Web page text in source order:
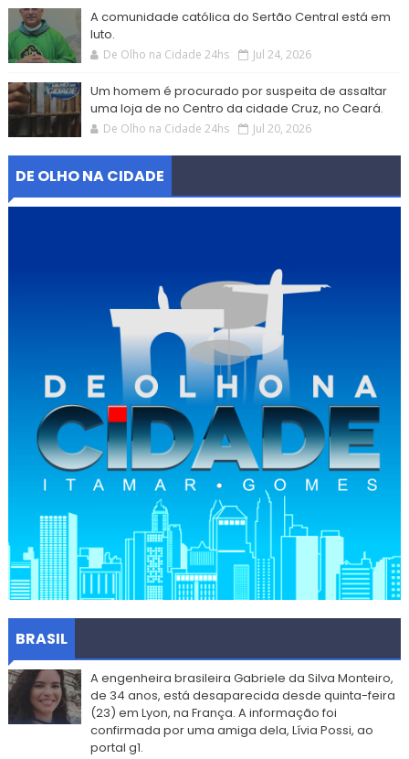
A comunidade católica do Sertão Central está em
luto.
De Olho na Cidade 24hs Jul 24, 2026
Um homem é procurado por suspeita de assaltar
uma loja de no Centro da cidade Cruz, no Ceará.
De Olho na Cidade 24hs Jul 20, 2026
DE OLHO NA CIDADE
BRASIL
A engenheira brasileira Gabriele da Silva Monteiro,
de 34 anos, está desaparecida desde quinta-feira
(23) em Lyon, na França. A informação foi
confirmada por uma amiga dela, Lívia Possi, ao
portal g1.